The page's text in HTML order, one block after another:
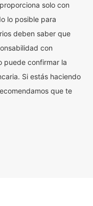
solo con
lo posible para
deben saber que
con
puede confirmar la
Si estás haciendo
que te